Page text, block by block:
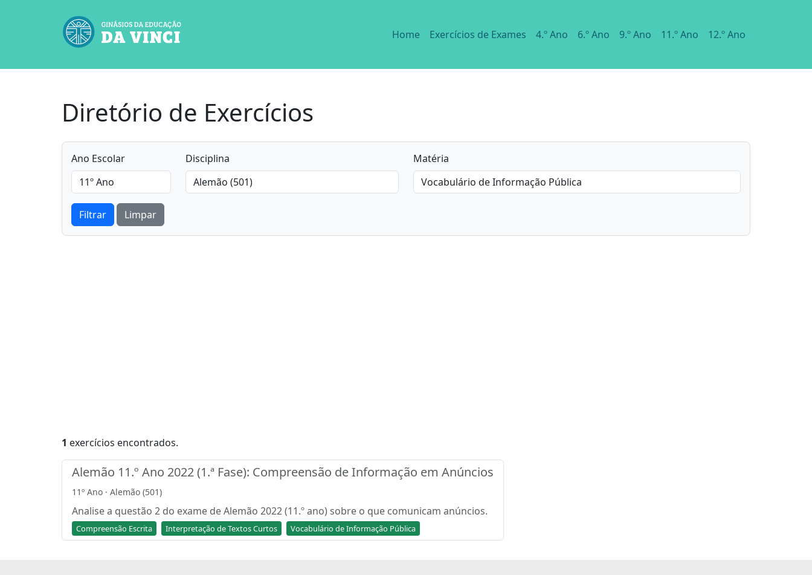
Home Exercícios de Exames 4.º Ano 6.º Ano 9.º Ano 11.º Ano 12.º Ano
Diretório de Exercícios
Ano Escolar Disciplina Matéria
Filtrar Limpar
1 exercícios encontrados.
Alemão 11.º Ano 2022 (1.ª Fase): Compreensão de Informação em Anúncios
11º Ano · Alemão (501)
Analise a questão 2 do exame de Alemão 2022 (11.º ano) sobre o que comunicam anúncios.
Compreensão Escrita Interpretação de Textos Curtos Vocabulário de Informação Pública